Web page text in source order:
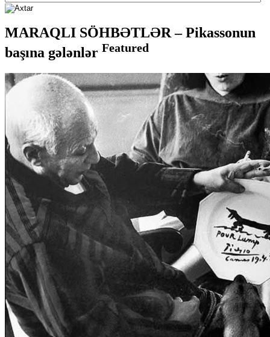
MARAQLI SÖHBƏTLƏR – Pikassonun
başına gələnlər Featured